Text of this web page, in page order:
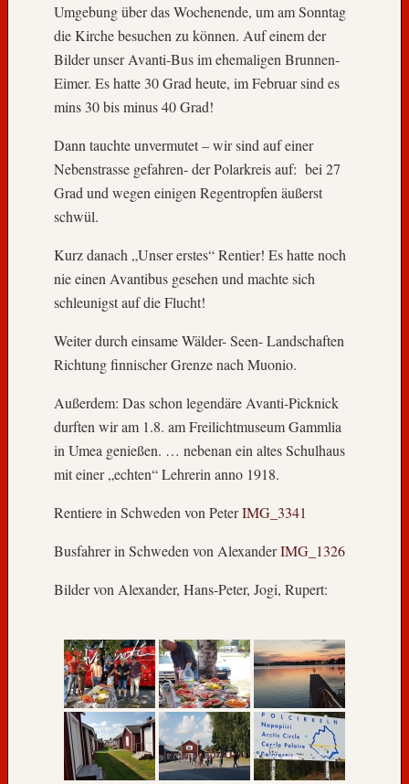
Umgebung über das Wochenende, um am Sonntag
die Kirche besuchen zu können. Auf einem der
Bilder unser Avanti-Bus im ehemaligen Brunnen-
Eimer. Es hatte 30 Grad heute, im Februar sind es
mins 30 bis minus 40 Grad!
Dann tauchte unvermutet – wir sind auf einer
Nebenstrasse gefahren- der Polarkreis auf: bei 27
Grad und wegen einigen Regentropfen äußerst
schwül.
Kurz danach „Unser erstes“ Rentier! Es hatte noch
nie einen Avantibus gesehen und machte sich
schleunigst auf die Flucht!
Weiter durch einsame Wälder- Seen- Landschaften
Richtung finnischer Grenze nach Muonio.
Außerdem: Das schon legendäre Avanti-Picknick
durften wir am 1.8. am Freilichtmuseum Gammlia
in Umea genießen. … nebenan ein altes Schulhaus
mit einer „echten“ Lehrerin anno 1918.
Rentiere in Schweden von PeterIMG_3341
Busfahrer in Schweden von AlexanderIMG_1326
Bilder von Alexander, Hans-Peter, Jogi, Rupert: